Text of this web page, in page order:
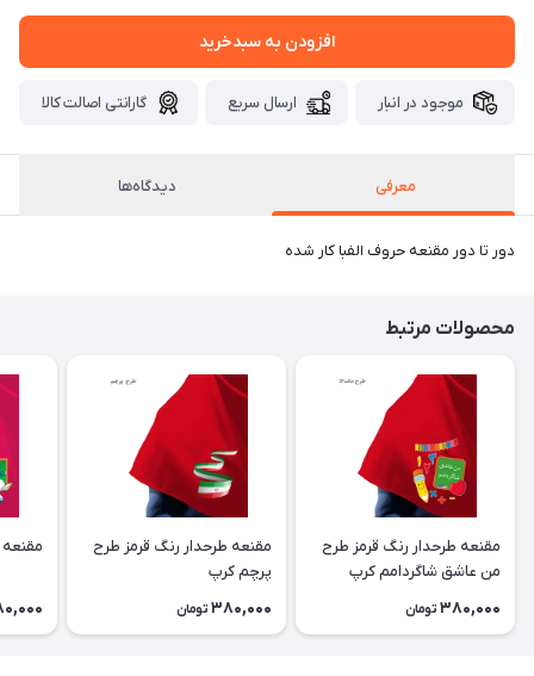
افزودن به سبدخرید
موجود در انبار ارسال سریع گارانتی اصالت کالا
معرفی دیدگاه‌ها
دور تا دور مقنعه حروف الفبا کار شده
محصولات مرتبط
مقنعه طرحدار رنگ قرمز طرح
من عاشق شاگردامم کرپ
380,000 تومان
مقنعه طرحدار رنگ قرمز طرح
پرچم کرپ
380,000 تومان